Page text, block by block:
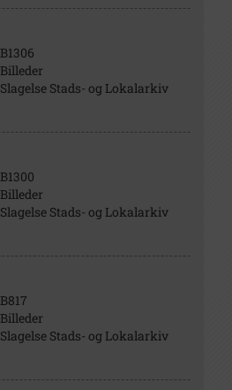
B1306
Billeder
Slagelse Stads- og Lokalarkiv
B1300
Billeder
Slagelse Stads- og Lokalarkiv
B817
Billeder
Slagelse Stads- og Lokalarkiv